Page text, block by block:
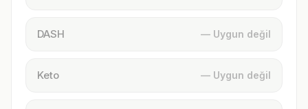
DASH — Uygun değil
Keto — Uygun değil